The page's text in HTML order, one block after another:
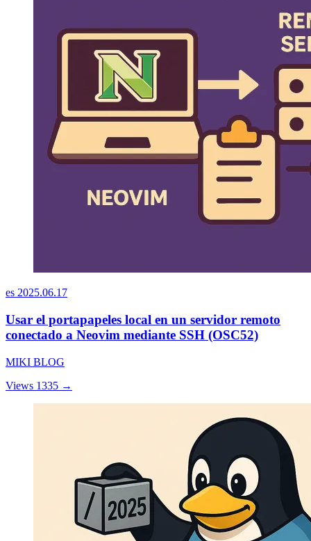
es 2025.06.17
Usar el portapapeles local en un servidor remoto
conectado a Neovim mediante SSH (OSC52)
MIKI BLOG
Views 1335 →